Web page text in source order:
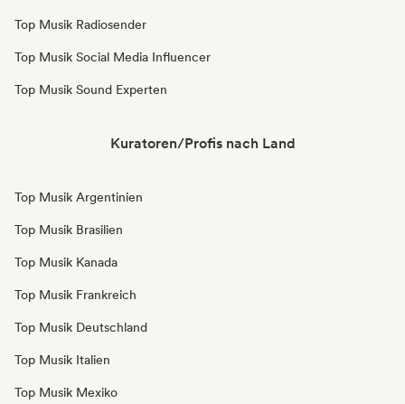
Top Musik Radiosender
Top Musik Social Media Influencer
Top Musik Sound Experten
Kuratoren/Profis nach Land
Top Musik Argentinien
Top Musik Brasilien
Top Musik Kanada
Top Musik Frankreich
Top Musik Deutschland
Top Musik Italien
Top Musik Mexiko